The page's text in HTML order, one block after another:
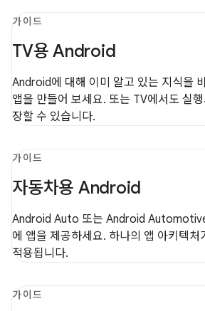
가이드
TV용 Android
Android에 대해 이미 알고 있는 지식을
앱을 만들어 보세요. 또는 TV에서도 실
장할 수 있습니다.
가이드
자동차용 Android
Android Auto 또는 Android
에 앱을 제공하세요. 하나의 앱 아키텍처
적용됩니다.
가이드